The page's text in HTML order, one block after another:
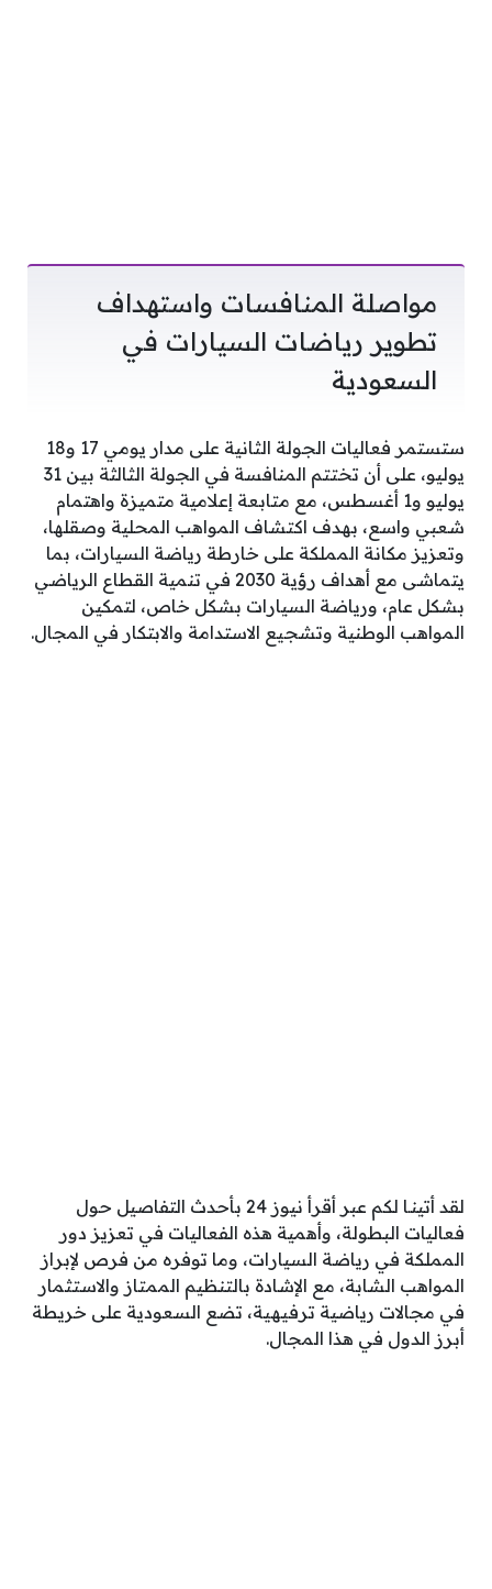
مواصلة المنافسات واستهداف
تطوير رياضات السيارات في
السعودية
ستستمر فعاليات الجولة الثانية على مدار يومي 17 و18
يوليو، على أن تختتم المنافسة في الجولة الثالثة بين 31
يوليو و1 أغسطس، مع متابعة إعلامية متميزة واهتمام
شعبي واسع، بهدف اكتشاف المواهب المحلية وصقلها،
وتعزيز مكانة المملكة على خارطة رياضة السيارات، بما
يتماشى مع أهداف رؤية 2030 في تنمية القطاع الرياضي
بشكل عام، ورياضة السيارات بشكل خاص، لتمكين
المواهب الوطنية وتشجيع الاستدامة والابتكار في المجال.
لقد أتينـا لكم عبر أقرأ نيوز 24 بأحدث التفاصيل حول
فعاليات البطولة، وأهمية هذه الفعاليات في تعزيز دور
المملكة في رياضة السيارات، وما توفره من فرص لإبراز
المواهب الشابة، مع الإشادة بالتنظيم الممتاز والاستثمار
في مجالات رياضية ترفيهية، تضع السعودية على خريطة
أبرز الدول في هذا المجال.